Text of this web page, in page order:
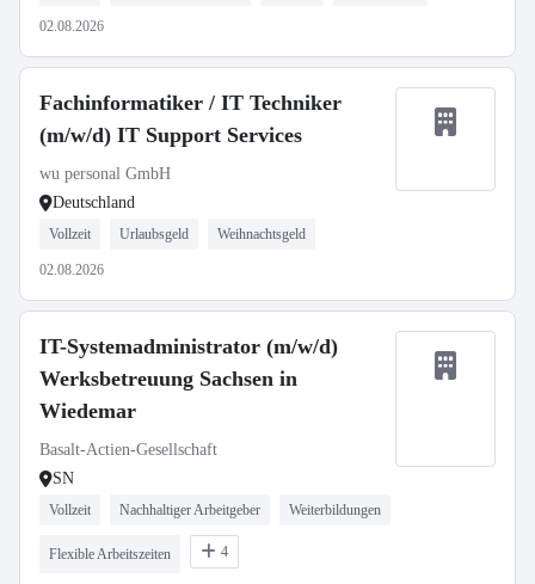
02.08.2026
Fachinformatiker / IT Techniker
(m/w/d) IT Support Services
wu personal GmbH
Deutschland
Vollzeit Urlaubsgeld Weihnachtsgeld
02.08.2026
IT-Systemadministrator (m/w/d)
Werksbetreuung Sachsen in
Wiedemar
Basalt-Actien-Gesellschaft
SN
Vollzeit Nachhaltiger Arbeitgeber Weiterbildungen
Flexible Arbeitszeiten 4